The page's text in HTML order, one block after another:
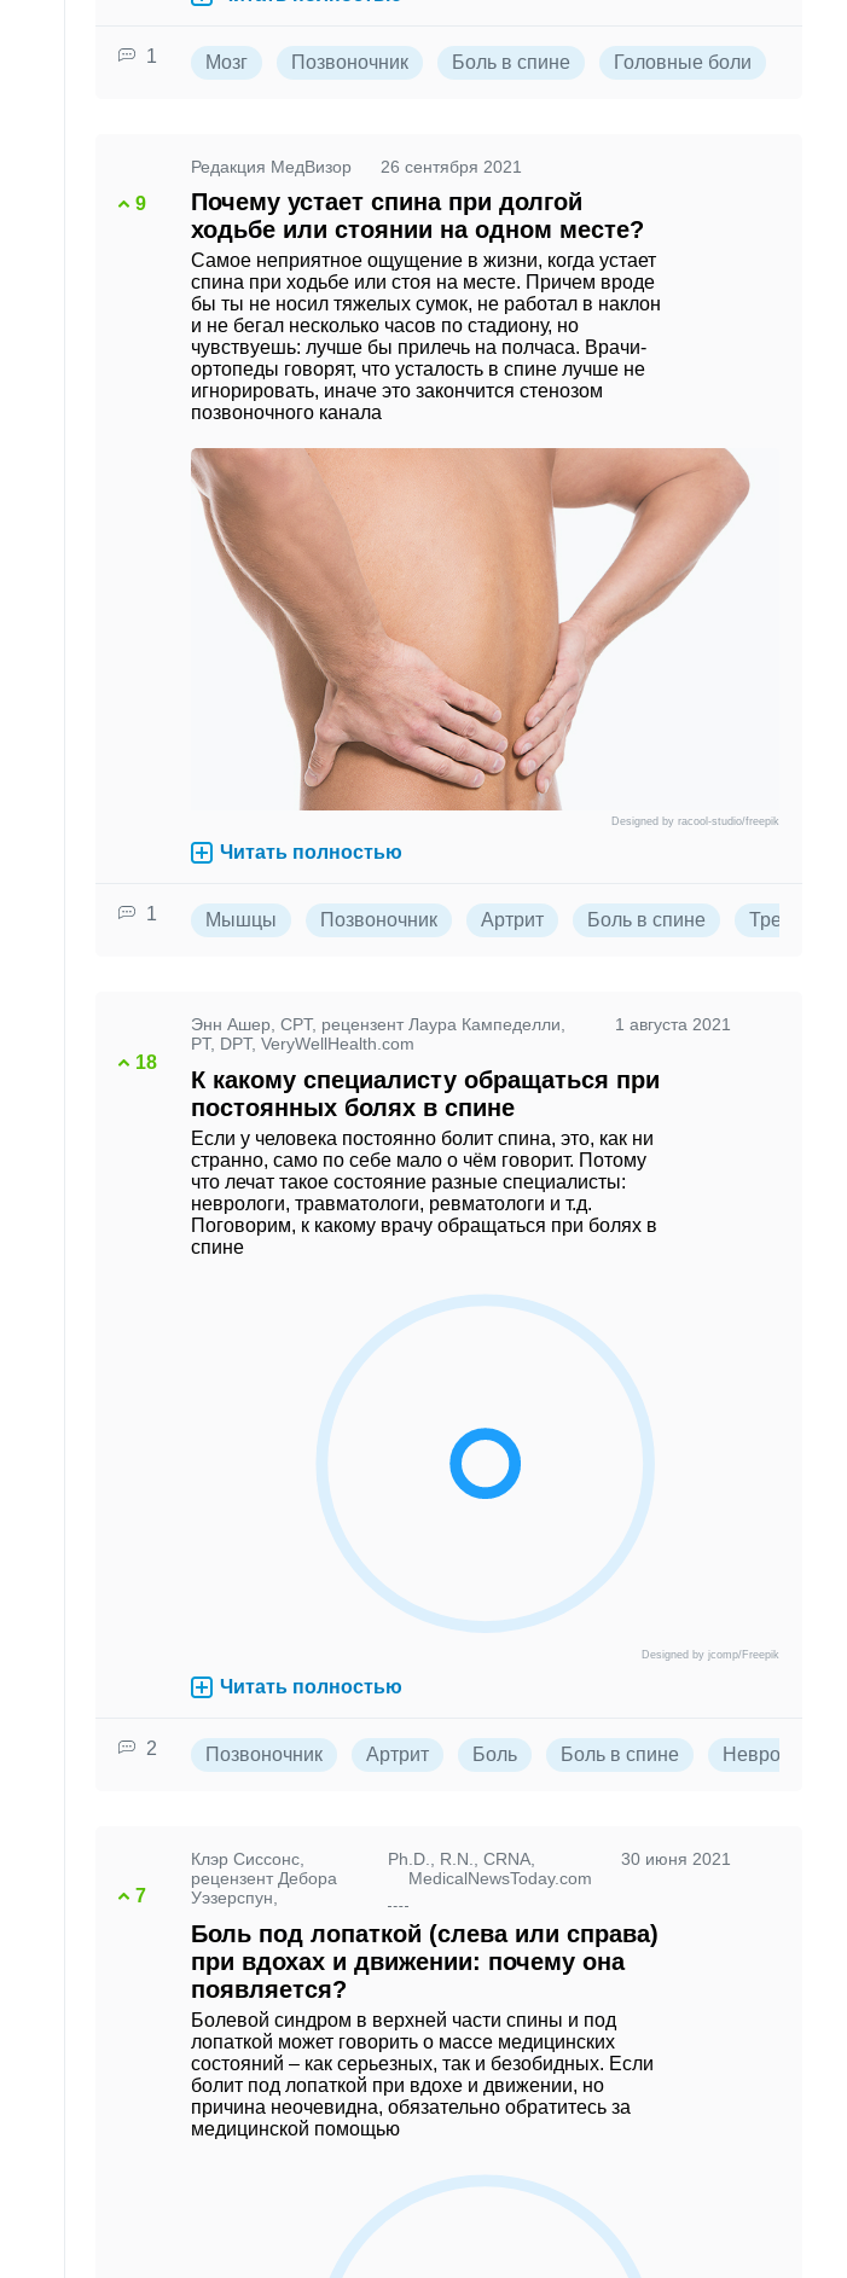
1 Мозг Позвоночник Боль в спине Головные боли
9
Редакция МедВизор 26 сентября 2021
Почему устает спина при долгой
ходьбе или стоянии на одном месте?
Самое неприятное ощущение в жизни, когда устает
спина при ходьбе или стоя на месте. Причем вроде
бы ты не носил тяжелых сумок, не работал в наклон
и не бегал несколько часов по стадиону, но
чувствуешь: лучше бы прилечь на полчаса. Врачи-
ортопеды говорят, что усталость в спине лучше не
игнорировать, иначе это закончится стенозом
позвоночного канала
Designed by racool-studio/freepik
Читать полностью
1 Мышцы Позвоночник Артрит Боль в спине Тренировки
18
Энн Ашер, CPT, рецензент Лаура Кампеделли,
PT, DPT, VeryWellHealth.com
1 августа 2021
К какому специалисту обращаться при
постоянных болях в спине
Если у человека постоянно болит спина, это, как ни
странно, само по себе мало о чём говорит. Потому
что лечат такое состояние разные специалисты:
неврологи, травматологи, ревматологи и т.д.
Поговорим, к какому врачу обращаться при болях в
спине
Designed by jcomp/Freepik
Читать полностью
2 Позвоночник Артрит Боль Боль в спине Неврология
7
Клэр Сиссонс,
рецензент Дебора
Уэзерспун,
Ph .D., R.N., CRNA,
MedicalNewsToday.com
30 июня 2021
Боль под лопаткой (слева или справа)
при вдохах и движении: почему она
появляется?
Болевой синдром в верхней части спины и под
лопаткой может говорить о массе медицинских
состояний – как серьезных, так и безобидных. Если
болит под лопаткой при вдохе и движении, но
причина неочевидна, обязательно обратитесь за
медицинской помощью